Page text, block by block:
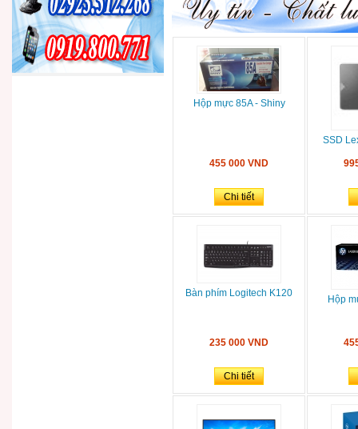
Hộp mực 85A - Shiny
455 000 VND
Chi tiết
SSD
Bàn phím Logitech K120
235 000 VND
Chi tiết
Hộp